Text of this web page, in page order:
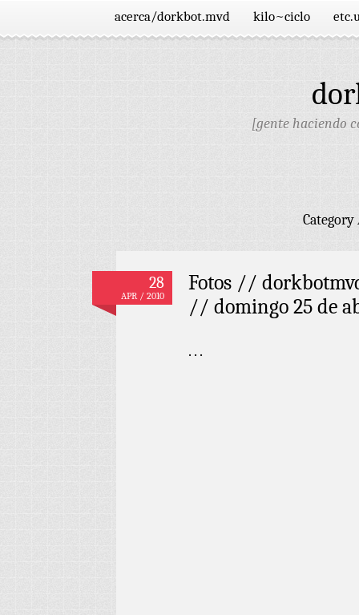
acerca/dorkbot.mvd kilo~ciclo
[gente haciendo
28
APR / 2010
Fotos //
// domingo 25 de
. . .